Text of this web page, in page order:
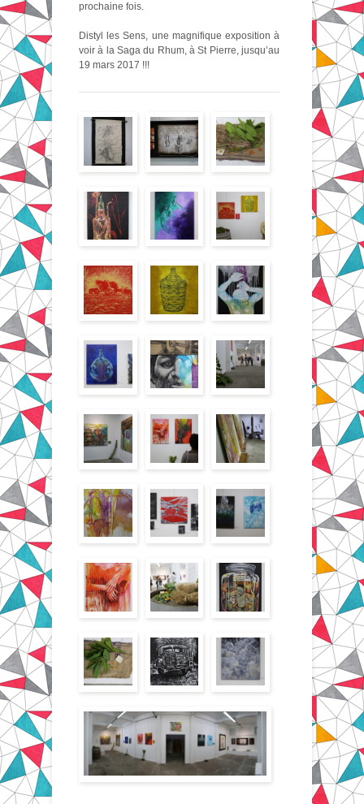
prochaine fois.
Distyl les Sens, une magnifique exposition à
voir à la Saga du Rhum, à St Pierre, jusqu’au
19 mars 2017 !!!